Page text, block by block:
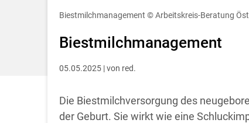
Biestmilchmanagement © Arbeitskreis-Beratung
Biestmilchmanagement
05.05.2025 | von red.
Die Biestmilchversorgung des
der Geburt. Sie wirkt wie eine